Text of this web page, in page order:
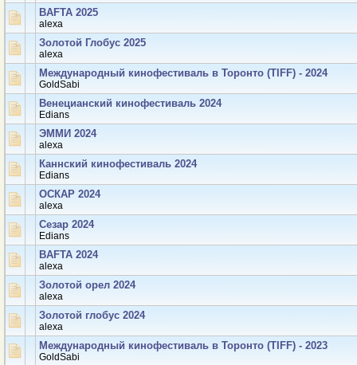
BAFTA 2025
аlexa
Золотой Глобус 2025
аlexa
Международный кинофестиваль в Торонто (TIFF) - 2024
GoldSabi
Венецианский кинофестиваль 2024
Edians
ЭММИ 2024
аlexa
Каннский кинофестиваль 2024
Edians
ОСКАР 2024
аlexa
Сезар 2024
Edians
BAFTA 2024
аlexa
Золотой орел 2024
аlexa
Золотой глобус 2024
аlexa
Международный кинофестиваль в Торонто (TIFF) - 2023
GoldSabi